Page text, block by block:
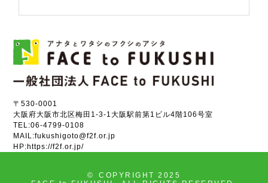
〒530-0001
大阪府大阪市北区梅田1-3-1大阪駅前第1ビル4階106号室
TEL:06-4799-0108
MAIL:fukushigoto@f2f.or.jp
HP:https://f2f.or.jp/
©
COPYRIGHT 2025